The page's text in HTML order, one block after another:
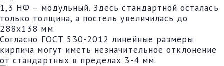
1,3 НФ – модульный. Здесь стандартной осталась
только толщина, а постель увеличилась до
288х138 мм.
Согласно ГОСТ 530-2012 линейные размеры
кирпича могут иметь незначительное отклонение
от стандартных в пределах 3-4 мм.